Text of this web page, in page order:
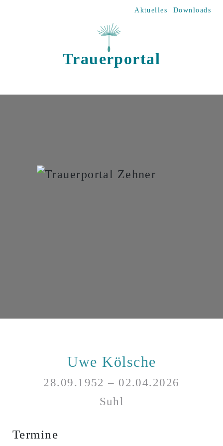
Aktuelles Downloads
Trauerportal
Uwe Kölsche
28.09.1952 – 02.04.2026
Suhl
Termine